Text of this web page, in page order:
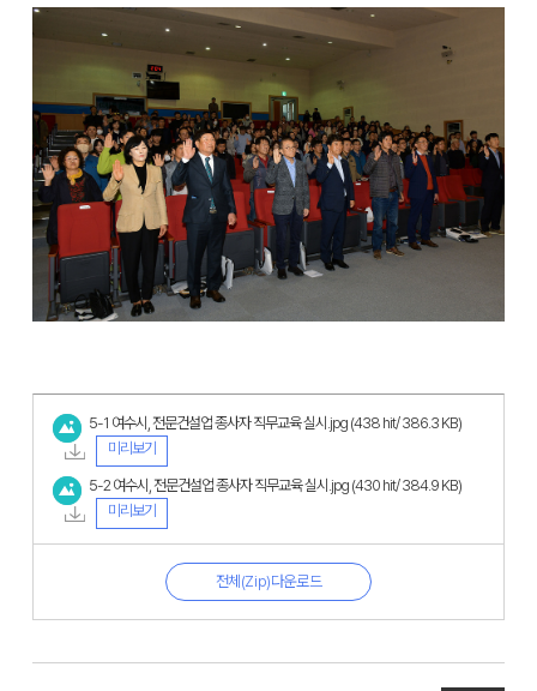
5-1 여수시, 전문건설업 종사자 직무교육 실시.jpg (438 hit/ 386.3 KB)
미리보기
5-2 여수시, 전문건설업 종사자 직무교육 실시.jpg (430 hit/ 384.9 KB)
미리보기
전체(Zip)다운로드